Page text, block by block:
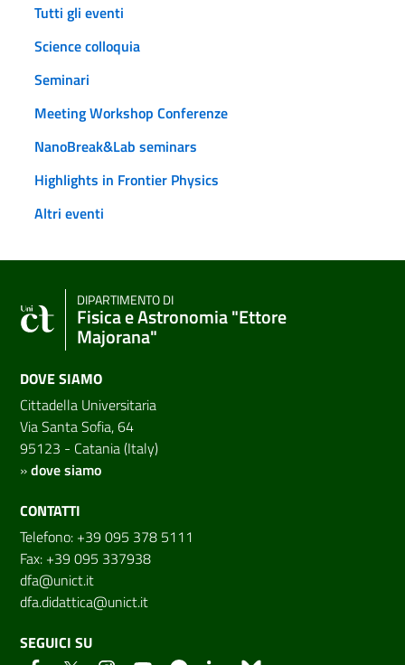
Tutti gli eventi
Science colloquia
Seminari
Meeting Workshop Conferenze
NanoBreak&Lab seminars
Highlights in Frontier Physics
Altri eventi
DIPARTIMENTO DI
Fisica e Astronomia "Ettore
Majorana"
DOVE SIAMO
Cittadella Universitaria
Via Santa Sofia, 64
95123 - Catania (Italy)
»dove siamo
CONTATTI
Telefono: +39 095 378 5111
Fax: +39 095 337938
dfa@unict.it
dfa.didattica@unict.it
SEGUICI SU